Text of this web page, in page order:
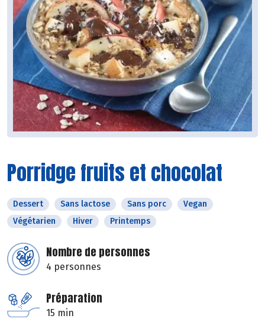
Porridge fruits et chocolat
Dessert Sans lactose Sans porc
Vegan
Végétarien
Hiver Printemps
Nombre de personnes
4 personnes
Préparation
15 min